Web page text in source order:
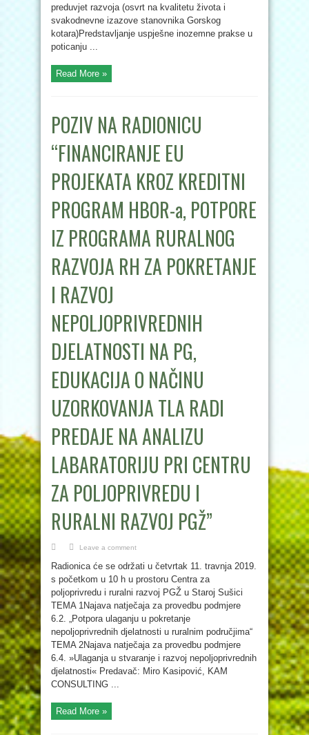
preduvjet razvoja (osvrt na kvalitetu života i
svakodnevne izazove stanovnika Gorskog
kotara)Predstavljanje uspješne inozemne prakse u
poticanju ...
Read More »
POZIV NA RADIONICU
“FINANCIRANJE EU
PROJEKATA KROZ KREDITNI
PROGRAM HBOR-a, POTPORE
IZ PROGRAMA RURALNOG
RAZVOJA RH ZA POKRETANJE
I RAZVOJ
NEPOLJOPRIVREDNIH
DJELATNOSTI NA PG,
EDUKACIJA O NAČINU
UZORKOVANJA TLA RADI
PREDAJE NA ANALIZU
LABARATORIJU PRI CENTRU
ZA POLJOPRIVREDU I
RURALNI RAZVOJ PGŽ”
Leave a comment
Radionica će se održati u četvrtak 11. travnja 2019.
s početkom u 10 h u prostoru Centra za
poljoprivredu i ruralni razvoj PGŽ u Staroj Sušici
TEMA 1Najava natječaja za provedbu podmjere
6.2. „Potpora ulaganju u pokretanje
nepoljoprivrednih djelatnosti u ruralnim područjima“
TEMA 2Najava natječaja za provedbu podmjere
6.4. »Ulaganja u stvaranje i razvoj nepoljoprivrednih
djelatnosti« Predavač: Miro Kasipović, KAM
CONSULTING ...
Read More »